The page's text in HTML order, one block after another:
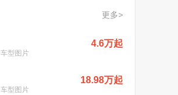
更多>
车型图片
4.6万起
车型图片
18.98万起